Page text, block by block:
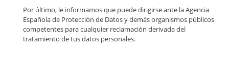
Por último, le informamos que puede dirigirse ante la Agencia
Española de Protección de Datos y demás organismos públicos
competentes para cualquier reclamación derivada del
tratamiento de tus datos personales.